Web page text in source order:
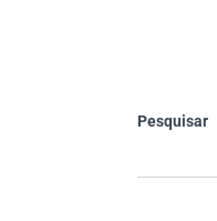
Pesquisar